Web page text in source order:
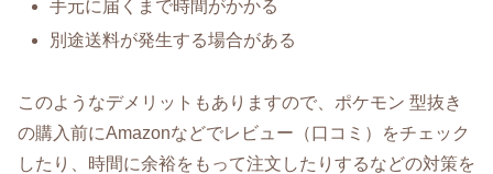
手元に届くまで時間がかかる
別途送料が発生する場合がある
このようなデメリットもありますので、ポケモン 型抜き
の購入前にAmazonなどでレビュー（口コミ）をチェック
したり、時間に余裕をもって注文したりするなどの対策を